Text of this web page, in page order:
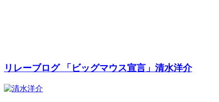
リレーブログ 「ビッグマウス宣言」清水洋介